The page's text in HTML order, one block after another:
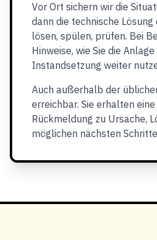
Vor Ort sichern wir die
dann die technische Lösung
lösen, spülen, prüfen. Bei
Hinweise, wie Sie die
Instandsetzung weiter
Auch außerhalb der
erreichbar. Sie erhalten
Rückmeldung zu Ursache,
möglichen nächsten